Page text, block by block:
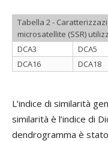
Tabella 2 -
microsatellite (SSR)
DCA3
DCA5
DCA16
DCA18
L’indice di similarità
similarità è l’indice di
dendrogramma è